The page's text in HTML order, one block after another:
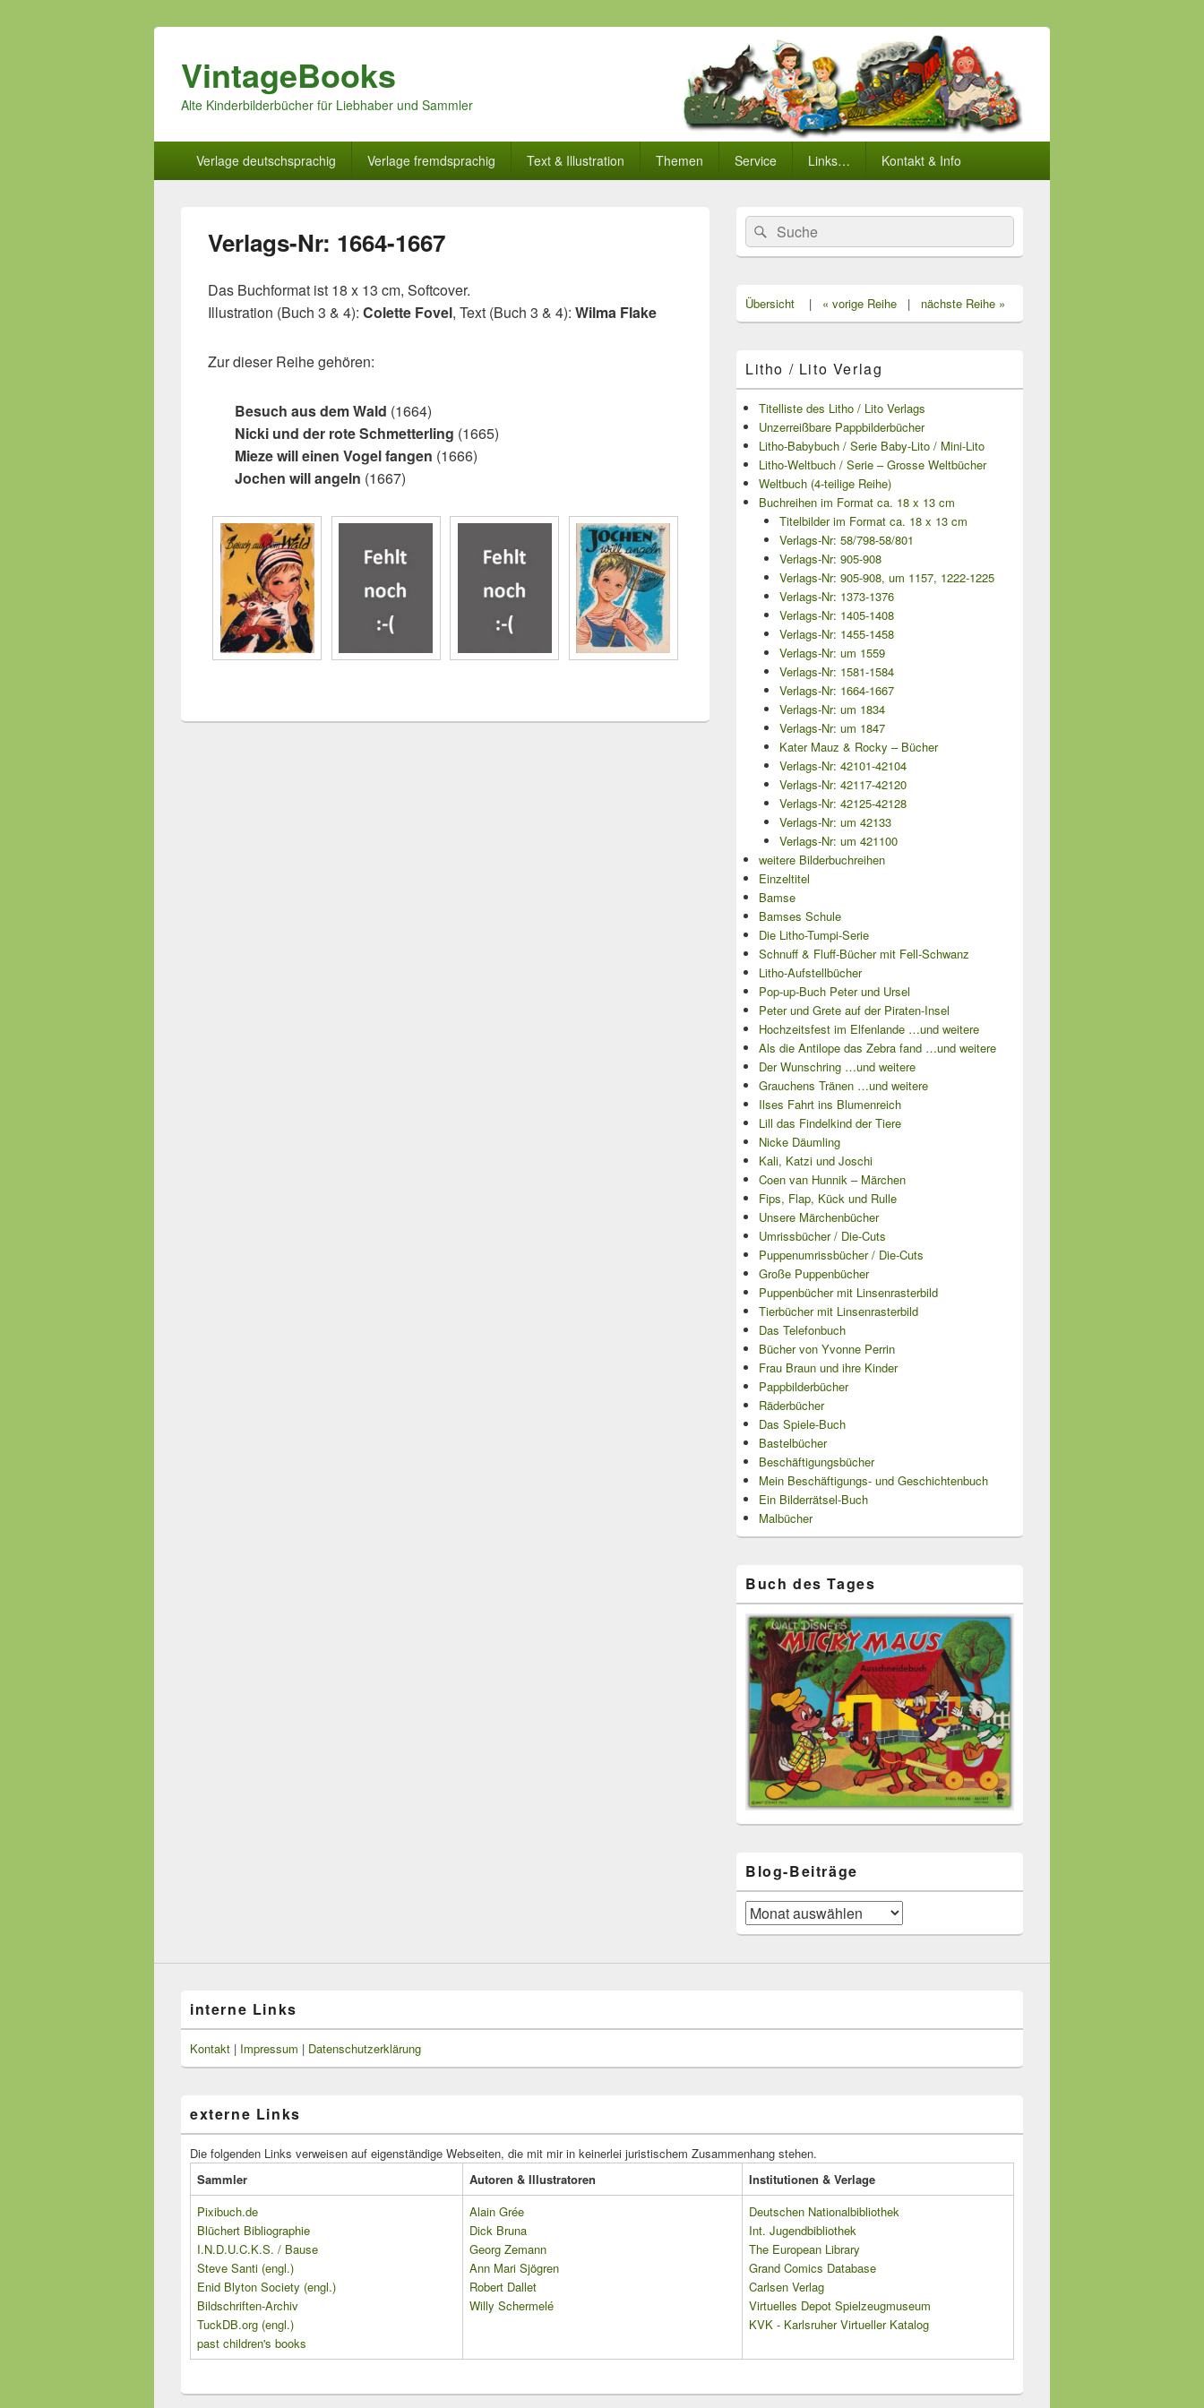
VintageBooks
Alte Kinderbilderbücher für Liebhaber und Sammler
Verlage deutschsprachig Verlage fremdsprachig Text & Illustration Themen Service Links… Kontakt & Info
Verlags-Nr: 1664-1667
Das Buchformat ist 18 x 13 cm, Softcover.
Illustration (Buch 3 & 4): Colette Fovel, Text (Buch 3 & 4): Wilma Flake
Zur dieser Reihe gehören:
Besuch aus dem Wald (1664)
Nicki und der rote Schmetterling (1665)
Mieze will einen Vogel fangen (1666)
Jochen will angeln (1667)
Primärer
Seitenleisten
Widget-
Bereich
Search
for:
Suche
Übersicht | « vorige Reihe | nächste Reihe »
Litho / Lito Verlag
Titelliste des Litho / Lito Verlags
Unzerreißbare Pappbilderbücher
Litho-Babybuch / Serie Baby-Lito / Mini-Lito
Litho-Weltbuch / Serie – Grosse Weltbücher
Weltbuch (4-teilige Reihe)
Buchreihen im Format ca. 18 x 13 cm
Titelbilder im Format ca. 18 x 13 cm
Verlags-Nr: 58/798-58/801
Verlags-Nr: 905-908
Verlags-Nr: 905-908, um 1157, 1222-1225
Verlags-Nr: 1373-1376
Verlags-Nr: 1405-1408
Verlags-Nr: 1455-1458
Verlags-Nr: um 1559
Verlags-Nr: 1581-1584
Verlags-Nr: 1664-1667
Verlags-Nr: um 1834
Verlags-Nr: um 1847
Kater Mauz & Rocky – Bücher
Verlags-Nr: 42101-42104
Verlags-Nr: 42117-42120
Verlags-Nr: 42125-42128
Verlags-Nr: um 42133
Verlags-Nr: um 421100
weitere Bilderbuchreihen
Einzeltitel
Bamse
Bamses Schule
Die Litho-Tumpi-Serie
Schnuff & Fluff-Bücher mit Fell-Schwanz
Litho-Aufstellbücher
Pop-up-Buch Peter und Ursel
Peter und Grete auf der Piraten-Insel
Hochzeitsfest im Elfenlande …und weitere
Als die Antilope das Zebra fand …und weitere
Der Wunschring …und weitere
Grauchens Tränen …und weitere
Ilses Fahrt ins Blumenreich
Lill das Findelkind der Tiere
Nicke Däumling
Kali, Katzi und Joschi
Coen van Hunnik – Märchen
Fips, Flap, Kück und Rulle
Unsere Märchenbücher
Umrissbücher / Die-Cuts
Puppenumrissbücher / Die-Cuts
Große Puppenbücher
Puppenbücher mit Linsenrasterbild
Tierbücher mit Linsenrasterbild
Das Telefonbuch
Bücher von Yvonne Perrin
Frau Braun und ihre Kinder
Pappbilderbücher
Räderbücher
Das Spiele-Buch
Bastelbücher
Beschäftigungsbücher
Mein Beschäftigungs- und Geschichtenbuch
Ein Bilderrätsel-Buch
Malbücher
Buch des Tages
Blog-Beiträge
Blog-
Beiträge
interne Links
Kontakt | Impressum | Datenschutzerklärung
externe Links
Die folgenden Links verweisen auf eigenständige Webseiten, die mit mir in keinerlei juristischem Zusammenhang stehen.
Sammler
Autoren & Illustratoren
Institutionen & Verlage
Pixibuch.de
Blüchert Bibliographie
I.N.D.U.C.K.S. / Bause
Steve Santi (engl.)
Enid Blyton Society (engl.)
Bildschriften-Archiv
TuckDB.org (engl.)
past children's books
Alain Grée
Dick Bruna
Georg Zemann
Ann Mari Sjögren
Robert Dallet
Willy Schermelé
Deutschen Nationalbibliothek
Int. Jugendbibliothek
The European Library
Grand Comics Database
Carlsen Verlag
Virtuelles Depot Spielzeugmuseum
KVK - Karlsruher Virtueller Katalog